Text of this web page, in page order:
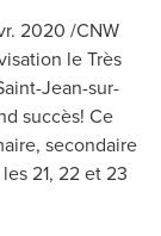
2020 /CNW
le Très
Jean-sur-
succès! Ce
secondaire
21, 22 et 23